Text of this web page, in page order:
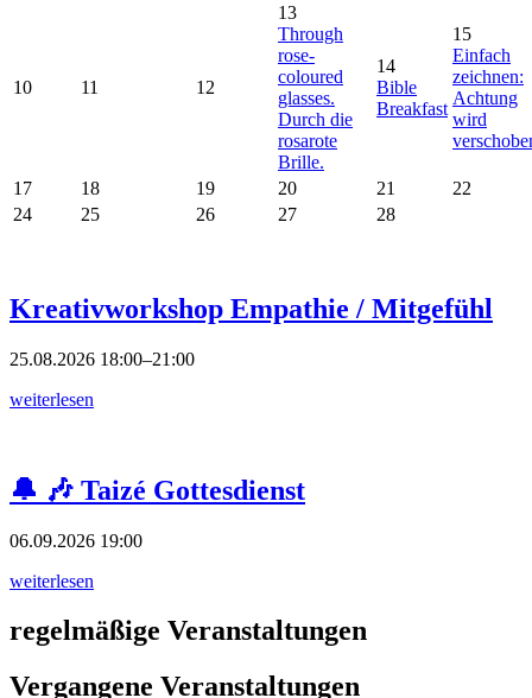
10 11 12
13
Through
rose-
coloured
glasses.
Durch die
rosarote
Brille.
14
Bible
Breakfast
15
Einfach
zeichnen:
Achtung
wird
17 18 19 20 21
22
24
25 26 27 28
Kreativworkshop Empathie / Mitgefühl
25.08.2026 18:00–21:00
weiterlesen
🔔 🎶 Taizé Gottesdienst
06.09.2026 19:00
weiterlesen
regelmäßige Veranstaltungen
Vergangene Veranstaltungen